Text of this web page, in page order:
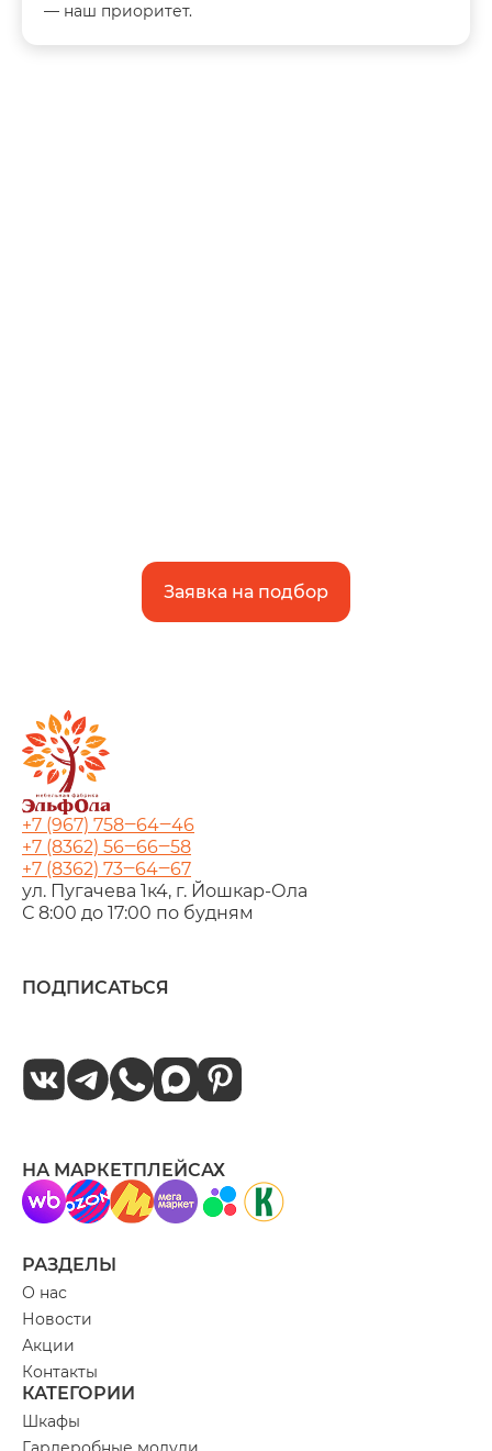
— наш приоритет.
Заявка на подбор
+7 (967) 758‒64‒46
+7 (8362) 56‒66‒58
+7 (8362) 73‒64‒67
ул. Пугачева 1к4, г. Йошкар‑Ола
С 8:00 до 17:00 по будням
РАЗДЕЛЫ
О нас
Новости
Акции
Контакты
КАТЕГОРИИ
Шкафы
ПОДПИСАТЬСЯ
НА МАРКЕТПЛЕЙСАХ